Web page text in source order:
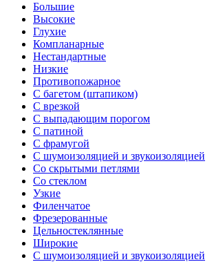
Большие
Высокие
Глухие
Компланарные
Нестандартные
Низкие
Противопожарное
С багетом (штапиком)
С врезкой
С выпадающим порогом
С патиной
С фрамугой
С шумоизоляцией и звукоизоляцией
Со скрытыми петлями
Со стеклом
Узкие
Филенчатое
Фрезерованные
Цельностеклянные
Широкие
С шумоизоляцией и звукоизоляцией